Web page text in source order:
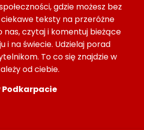
gdzie możesz bez
teksty na przeróżne
nas, czytaj i komentuj bieżące
i na świecie. Udzielaj porad
To co się znajdzie w
od ciebie.